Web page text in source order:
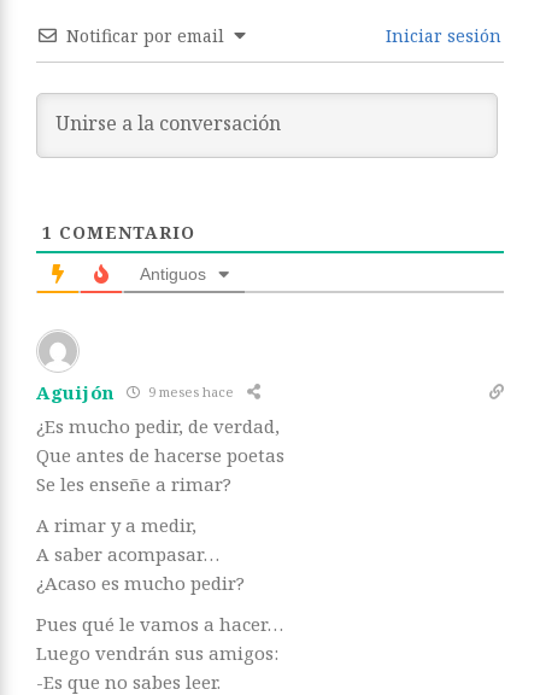
Notificar por email Iniciar sesión
1 COMENTARIO
Antiguos
Aguijón 9 meses hace
¿Es mucho pedir, de verdad,
Que antes de hacerse poetas
Se les enseñe a rimar?
A rimar y a medir,
A saber acompasar…
¿Acaso es mucho pedir?
Pues qué le vamos a hacer…
Luego vendrán sus amigos:
-Es que no sabes leer.